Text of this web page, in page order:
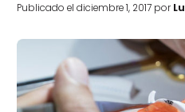
Publicado el diciembre 1, 2017 por